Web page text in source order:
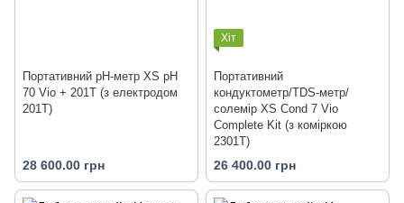
Портативний pH-метр XS pH
70 Vio + 201T (з електродом
201T)
28 600.00 грн
Хіт
Портативний
кондуктометр/TDS-метр/
солемір XS Cond 7 Vio
Complete Kit (з коміркою
2301T)
26 400.00 грн